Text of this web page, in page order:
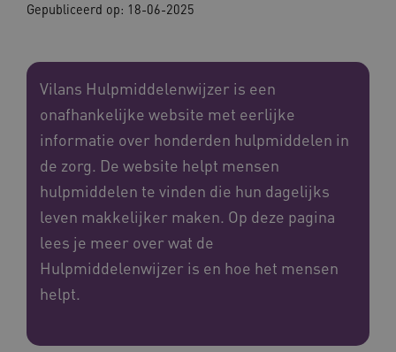
Gepubliceerd op: 18-06-2025
Vilans Hulpmiddelenwijzer is een
onafhankelijke website met eerlijke
informatie over honderden hulpmiddelen in
de zorg. De website helpt mensen
hulpmiddelen te vinden die hun dagelijks
leven makkelijker maken. Op deze pagina
lees je meer over wat de
Hulpmiddelenwijzer is en hoe het mensen
helpt.